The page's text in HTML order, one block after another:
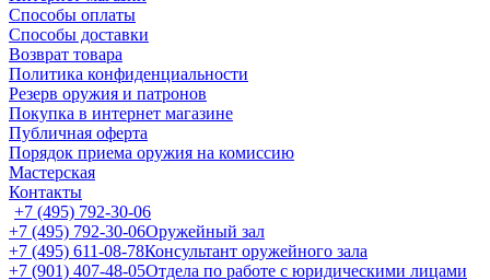
Способы оплаты
Способы доставки
Возврат товара
Политика конфиденциальности
Резерв оружия и патронов
Покупка в интернет магазине
Публичная оферта
Порядок приема оружия на комиссию
Мастерская
Контакты
+7 (495) 792-30-06
+7 (495) 792-30-06Оружейный зал
+7 (495) 611-08-78Консультант оружейного зала
+7 (901) 407-48-05Отдела по работе с юридическими лицами